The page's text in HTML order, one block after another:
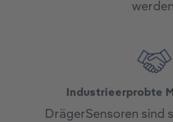
Industrieerprobte
DrägerSensoren sind